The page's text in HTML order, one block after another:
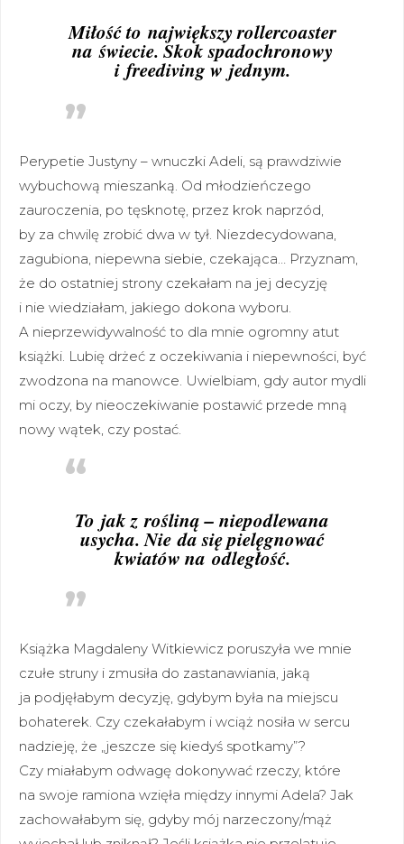
Miłość to największy rollercoaster
na świecie. Skok spadochronowy
i freediving w jednym.
Perypetie Justyny – wnuczki Adeli, są prawdziwie
wybuchową mieszanką. Od młodzieńczego
zauroczenia, po tęsknotę, przez krok naprzód,
by za chwilę zrobić dwa w tył. Niezdecydowana,
zagubiona, niepewna siebie, czekająca… Przyznam,
że do ostatniej strony czekałam na jej decyzję
i nie wiedziałam, jakiego dokona wyboru.
A nieprzewidywalność to dla mnie ogromny atut
książki. Lubię drżeć z oczekiwania i niepewności, być
zwodzona na manowce. Uwielbiam, gdy autor mydli
mi oczy, by nieoczekiwanie postawić przede mną
nowy wątek, czy postać.
To jak z rośliną – niepodlewana
usycha. Nie da się pielęgnować
kwiatów na odległość.
Książka Magdaleny Witkiewicz poruszyła we mnie
czułe struny i zmusiła do zastanawiania, jaką
ja podjęłabym decyzję, gdybym była na miejscu
bohaterek. Czy czekałabym i wciąż nosiła w sercu
nadzieję, że „jeszcze się kiedyś spotkamy”?
Czy miałabym odwagę dokonywać rzeczy, które
na swoje ramiona wzięła między innymi Adela? Jak
zachowałabym się, gdyby mój narzeczony/mąż